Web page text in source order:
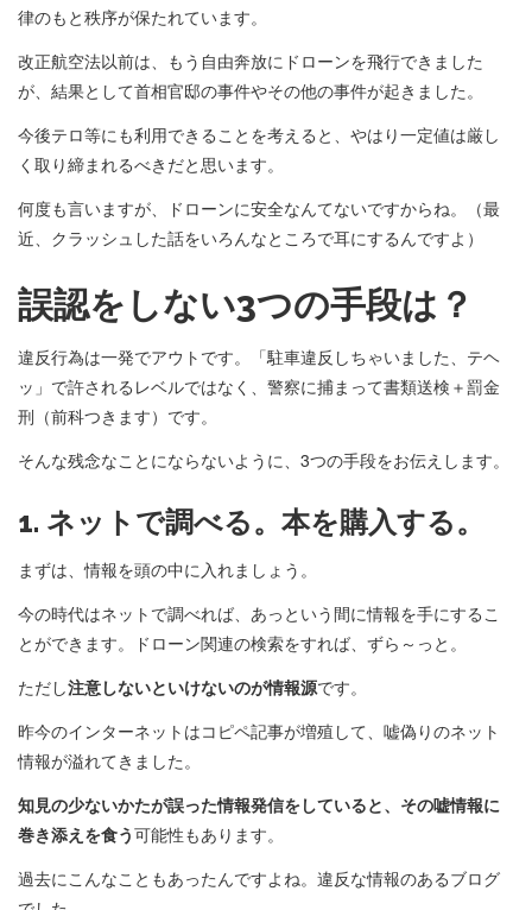
律のもと秩序が保たれています。
改正航空法以前は、もう自由奔放にドローンを飛行できました
が、結果として首相官邸の事件やその他の事件が起きました。
今後テロ等にも利用できることを考えると、やはり一定値は厳し
く取り締まれるべきだと思います。
何度も言いますが、ドローンに安全なんてないですからね。（最
近、クラッシュした話をいろんなところで耳にするんですよ）
誤認をしない3つの手段は？
違反行為は一発でアウトです。「駐車違反しちゃいました、テヘ
ッ」で許されるレベルではなく、警察に捕まって書類送検＋罰金
刑（前科つきます）です。
そんな残念なことにならないように、3つの手段をお伝えします。
1. ネットで調べる。本を購入する。
まずは、情報を頭の中に入れましょう。
今の時代はネットで調べれば、あっという間に情報を手にするこ
とができます。ドローン関連の検索をすれば、ずら～っと。
ただし注意しないといけないのが情報源です。
昨今のインターネットはコピペ記事が増殖して、嘘偽りのネット
情報が溢れてきました。
知見の少ないかたが誤った情報発信をしていると、その嘘情報に
巻き添えを食う可能性もあります。
過去にこんなこともあったんですよね。違反な情報のあるブログ